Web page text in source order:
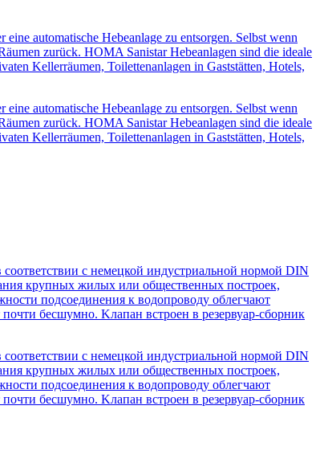
automatische Hebeanlage zu entsorgen. Selbst wenn
zurück. HOMA Sanistar Hebeanlagen sind die ideale
Kellerräumen, Toilettenanlagen in Gaststätten, Hotels,
automatische Hebeanlage zu entsorgen. Selbst wenn
zurück. HOMA Sanistar Hebeanlagen sind die ideale
Kellerräumen, Toilettenanlagen in Gaststätten, Hotels,
с немецкой индустриальной нормой DIN
крупных жилых или общественных построек,
подсоединения к водопроводу облегчают
бесшумно. Kлапан встроен в резервуар-сборник
с немецкой индустриальной нормой DIN
крупных жилых или общественных построек,
подсоединения к водопроводу облегчают
бесшумно. Kлапан встроен в резервуар-сборник